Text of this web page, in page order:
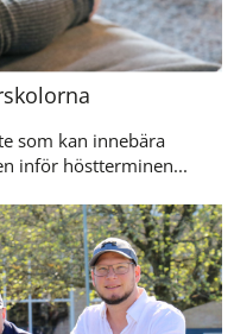
som kan innebära
inför höstterminen...